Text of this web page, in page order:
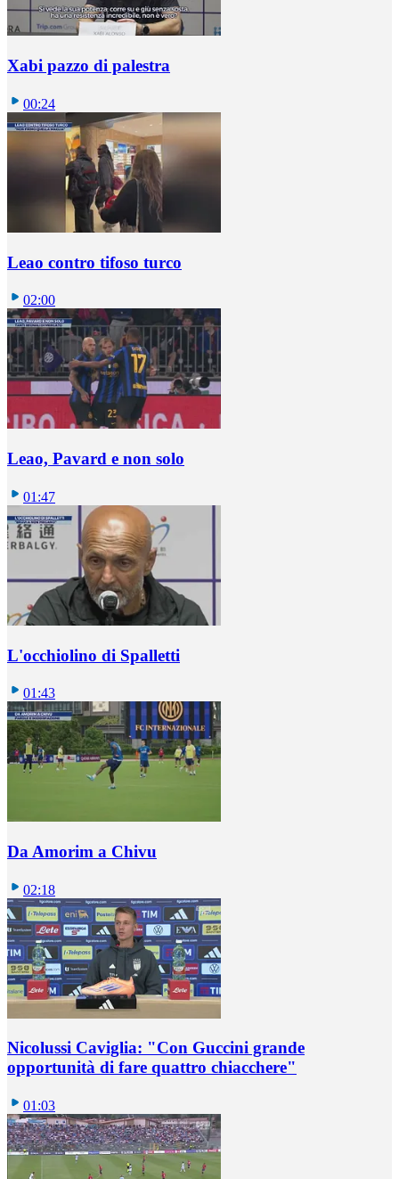
Xabi pazzo di palestra
00:24
Leao contro tifoso turco
02:00
Leao, Pavard e non solo
01:47
L'occhiolino di Spalletti
01:43
Da Amorim a Chivu
02:18
Nicolussi Caviglia: "Con Guccini grande
opportunità di fare quattro chiacchere"
01:03